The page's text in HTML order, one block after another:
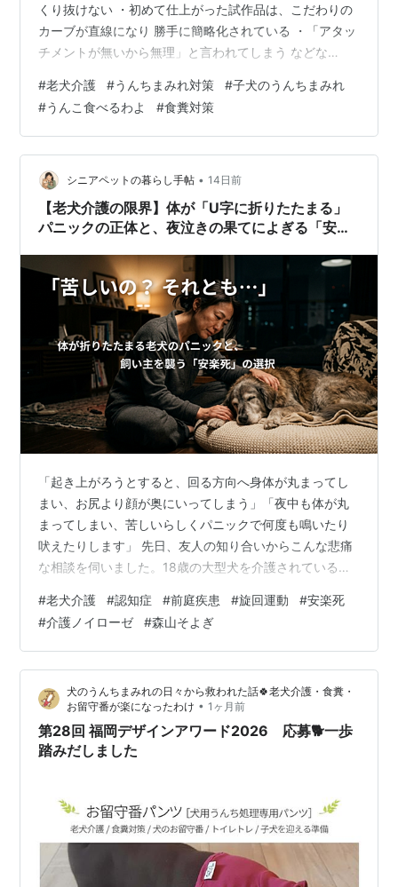
くり抜けない ・初めて仕上がった試作品は、こだわりの
カーブが直線になり 勝手に簡略化されている ・「アタッ
チメントが無いから無理」と言われてしまう などな
いました。 商品の完成を心待ちにしているうちに、 まる
は、2月にお空に旅立ってしまいました。 生後5か月の福
を迎えたのが5月。 パンツが完成したのは6月。 福は下
痢が止まらない子だったので、 お留守番パンツが手放せ
ませんでした。 着用当初は 「なにこれ～！！！」 とポ
ケットを追ってクル…
#老犬介護 #うんちまみれ対策 #子犬のうんちまみれ
#うんこ食べるわよ #食糞対策
シニアペットの暮らし手帖 • 14日前
【老犬介護の限界】体が「U字に折りたたまる」
パニックの正体と、夜泣きの果てによぎる「安楽
「起き上がろうとすると、回る方向へ身体が丸まってし
まい、お尻より顔が奥にいってしまう」「夜中も体が丸
まってしまい、苦しいらしくパニックで何度も鳴いたり
吠えたりします」 先日、友人の知り合いからこんな悲痛
な相談を伺いました。18歳の大型犬を介護されている飼
ている方なら痛いほど想像できるのではないでしょう
か。前に進みたいのに、前庭疾患や認知症による「旋回
行動（くるくる回る）」のせいで、体がU字に折りたたま
ってしまう。そして、身動きが取れなくなり、夜中に絶
叫のような声で鳴き続ける愛犬の姿……。 その壮絶な姿
を見て、飼い主の頭には必ずある「言葉」が…
#老犬介護 #認知症 #前庭疾患 #旋回運動 #安楽死
#介護ノイローゼ #森山そよぎ
犬のうんちまみれの日々から救われた話🍀老犬介護・食糞・
お留守番が楽になったわけ • 1ヶ月前
第28回 福岡デザインアワード2026 応募🐕一歩
踏みだしました